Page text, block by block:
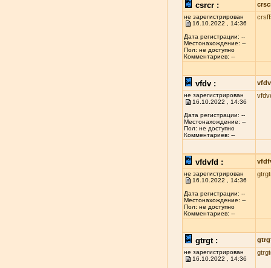
csrcr :
не зарегистрирован
16.10.2022 , 14:36
Дата регистрации: --
Местонахождение: --
Пол: не доступно
Комментариев: --
vfdv :
не зарегистрирован
16.10.2022 , 14:36
Дата регистрации: --
Местонахождение: --
Пол: не доступно
Комментариев: --
vfdvfd :
не зарегистрирован
16.10.2022 , 14:36
Дата регистрации: --
Местонахождение: --
Пол: не доступно
Комментариев: --
gtrgt :
не зарегистрирован
16.10.2022 , 14:36